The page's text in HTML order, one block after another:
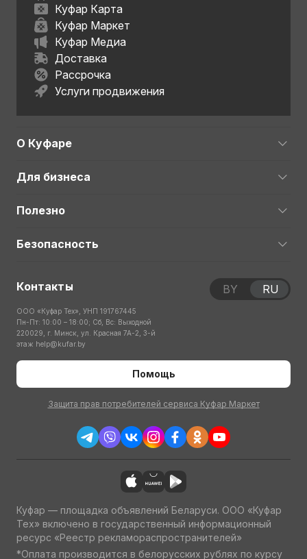
Куфар Карта
Куфар Маркет
Куфар Медиа
Доставка
Рассрочка
Услуги продвижения
О Куфаре
Для бизнеса
Полезно
Безопасность
Контакты
ООО «Куфар Тех», УНП 191767445
Пн-Пт: 10:00 – 18:00; Сб, Вс: Выходной
220029, г. Минск, ул. Красная 7А-2, 3-й
этаж help@kufar.by
Помощь
Защита прав потребителей сервиса Куфар Маркет
BY RU
Куфар — площадка объявлений Беларуси. ООО «Куфар
Тех» включено в государственный информационный
ресурс «Реестр рекламораспространителей»
*Оплата производится в белорусских рублях по курсу